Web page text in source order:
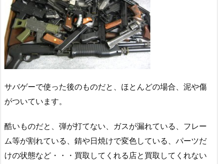
サバゲーで使った後のものだと、ほとんどの場合、泥や傷
がついています。
酷いものだと、弾が打てない、ガスが漏れている、フレー
ム等が割れている、錆や日焼けで変色している、パーツだ
けの状態など・・・買取してくれる店と買取してくれない